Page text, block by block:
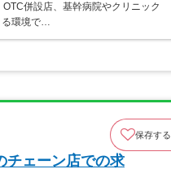
併設店、基幹病院やクリニック
る環境で…
保存する
チェーン店での求